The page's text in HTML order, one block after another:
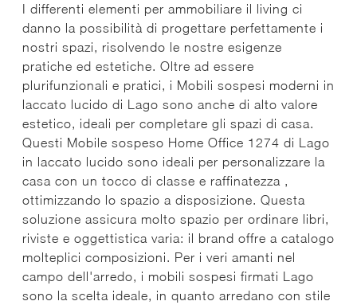
I differenti elementi per ammobiliare il living ci
danno la possibilità di progettare perfettamente i
nostri spazi, risolvendo le nostre esigenze
pratiche ed estetiche. Oltre ad essere
plurifunzionali e pratici, i Mobili sospesi moderni in
laccato lucido di Lago sono anche di alto valore
estetico, ideali per completare gli spazi di casa.
Questi Mobile sospeso Home Office 1274 di Lago
in laccato lucido sono ideali per personalizzare la
casa con un tocco di classe e raffinatezza ,
ottimizzando lo spazio a disposizione. Questa
soluzione assicura molto spazio per ordinare libri,
riviste e oggettistica varia: il brand offre a catalogo
molteplici composizioni. Per i veri amanti nel
campo dell'arredo, i mobili sospesi firmati Lago
sono la scelta ideale, in quanto arredano con stile